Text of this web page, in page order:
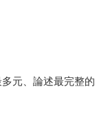
元、論述最完整的